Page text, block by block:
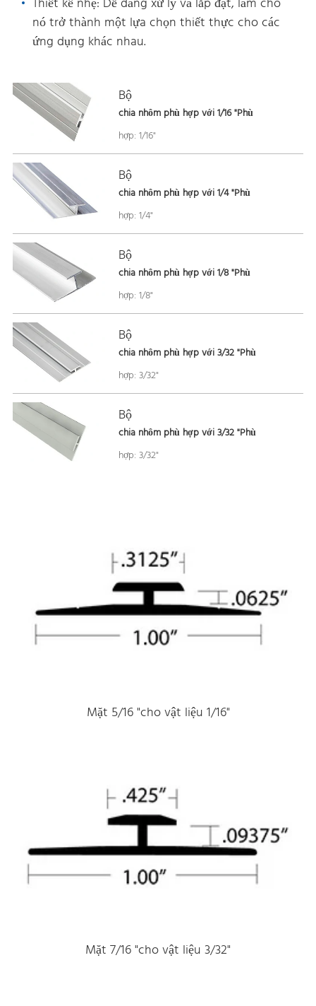
nó trở thành một lựa chọn thiết thực cho các
ứng dụng khác nhau.
Bộ
chia nhôm phù hợp với 1/16 "Phù
hợp: 1/16"
Bộ
chia nhôm phù hợp với 1/4 "Phù
hợp: 1/4"
Bộ
chia nhôm phù hợp với 1/8 "Phù
hợp: 1/8"
Bộ
chia nhôm phù hợp với 3/32 "Phù
hợp: 3/32"
Bộ
chia nhôm phù hợp với 3/32 "Phù
hợp: 3/32"
Mặt 5/16 "cho vật liệu 1/16"
Mặt 7/16 "cho vật liệu 3/32"